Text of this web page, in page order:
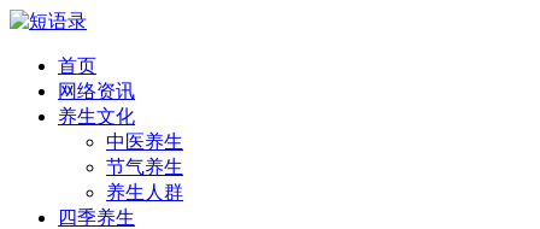
首页
网络资讯
养生文化
中医养生
节气养生
养生人群
四季养生